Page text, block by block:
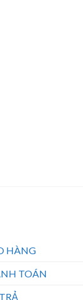
HÀNG
TOÁN